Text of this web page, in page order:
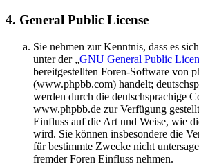
4. General Public License
Sie nehmen zur Kenntnis, dass es
unter der „GNU General Public
bereitgestellten Foren-Software von
(www.phpbb.com) handelt;
werden durch die deutschsprachige
www.phpbb.de zur Verfügung
Einfluss auf die Art und Weise, wie
wird. Sie können insbesondere die
für bestimmte Zwecke nicht
fremder Foren Einfluss nehmen.